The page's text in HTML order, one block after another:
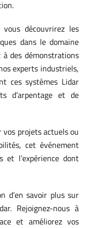
découvrirez les
dans le domaine
des démonstrations
experts industriels,
ces systèmes Lidar
d’arpentage et de
vos projets actuels ou
cet événement
et l’expérience dont
d’en savoir plus sur
Rejoignez-nous à
et améliorez vos